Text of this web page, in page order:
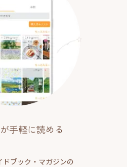
手軽に読める
ドブック・マガジンの